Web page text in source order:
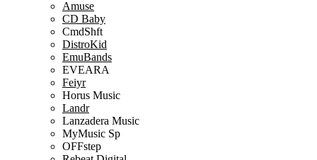
Amuse
CD Baby
CmdShft
DistroKid
EmuBands
EVEARA
Feiyr
Horus Music
Landr
Lanzadera Music
MyMusic Sp
OFFstep